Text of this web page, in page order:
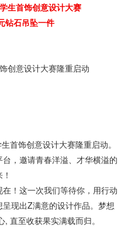
生首饰创意设计大赛
钻石吊坠一件
创意设计大赛隆重启动
首饰创意设计大赛隆重启动。
，邀请青春洋溢、才华横溢的
！这一次我们等待你，用行动
现出Z满意的设计作品。梦想
直至收获果实满载而归。